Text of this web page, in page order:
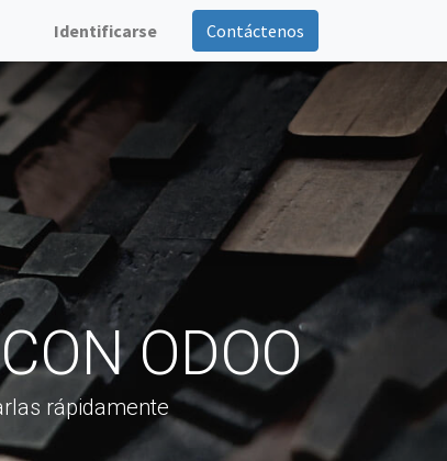
Identificarse Contáctenos
ODOO
rápidamente